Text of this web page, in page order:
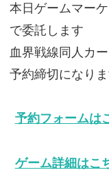
本日ゲームマー
で委託します
血界戦線同人カ
予約締切になり
予約フォームは
ゲーム詳細はこ